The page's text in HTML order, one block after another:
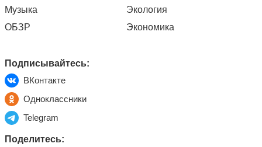
Музыка
ОБЗР
Экология
Экономика
Подписывайтесь:
ВКонтакте
Одноклассники
Telegram
Поделитесь: